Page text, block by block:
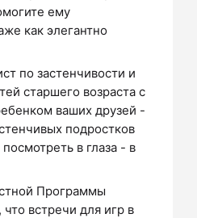
ему
как элегантно
по застенчивости и
старшего возраста с
ваших друзей -
подростков
в глаза - в
Программы
встречи для игр в